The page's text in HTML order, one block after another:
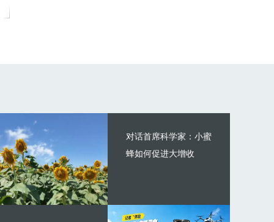
对话首席科学家：小蜜
蜂如何促进大增收